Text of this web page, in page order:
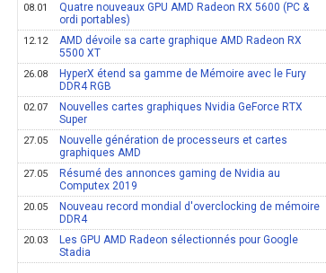
08.01
Quatre nouveaux GPU AMD Radeon RX 5600 (PC &
ordi portables)
12.12
AMD dévoile sa carte graphique AMD Radeon RX
5500 XT
26.08
HyperX étend sa gamme de Mémoire avec le Fury
DDR4 RGB
02.07
Nouvelles cartes graphiques Nvidia GeForce RTX
Super
27.05
Nouvelle génération de processeurs et cartes
graphiques AMD
27.05
Résumé des annonces gaming de Nvidia au
Computex 2019
20.05
Nouveau record mondial d'overclocking de mémoire
DDR4
20.03
Les GPU AMD Radeon sélectionnés pour Google
Stadia